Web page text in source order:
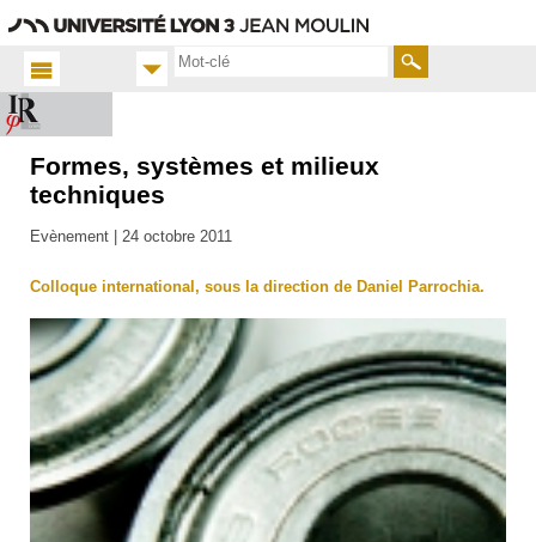
Rechercher
Accueil
Formes, systèmes et milieux
techniques
Evènement | 24 octobre 2011
Colloque international, sous la direction de Daniel Parrochia.